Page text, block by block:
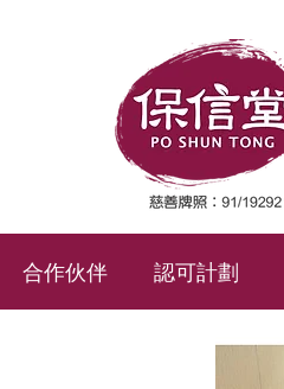
合作伙伴 認可計劃